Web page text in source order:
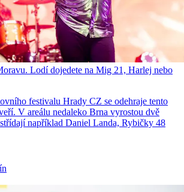
Lodí dojedete na Mig 21, Harlej nebo
festivalu Hrady CZ se odehraje tento
V areálu nedaleko Brna vyrostou dvě
například Daniel Landa, Rybičky 48